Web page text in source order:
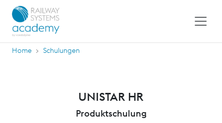
Home Schulungen
UNISTAR HR
Produktschulung